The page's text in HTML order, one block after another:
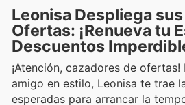
Leonisa Despliega
Ofertas: ¡Renueva tu
Descuentos
¡Atención, cazadores de
amigo en estilo, Leonisa te trae
esperadas para arrancar la